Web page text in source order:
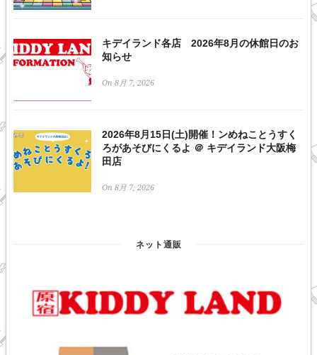
キデイランド各店 2026年8月の休館日のお
知らせ
On 8月 7, 2026
2026年8月15日(土)開催！ンめねことうすく
ろがあそびにくるよ ＠ キデイランド大阪梅
田店
On 8月 7, 2026
ネット通販